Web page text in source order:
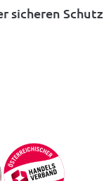
sicheren Schutz